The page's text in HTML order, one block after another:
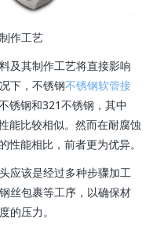
作工艺
及其制作工艺将直接影响
下，不锈钢不锈钢软管接
锈钢和321不锈钢，其中
能比较相似。然而在耐腐蚀
能相比，前者更为优异。
应该是经过多种步骤加工
丝包裹等工序，以确保材
的压力。